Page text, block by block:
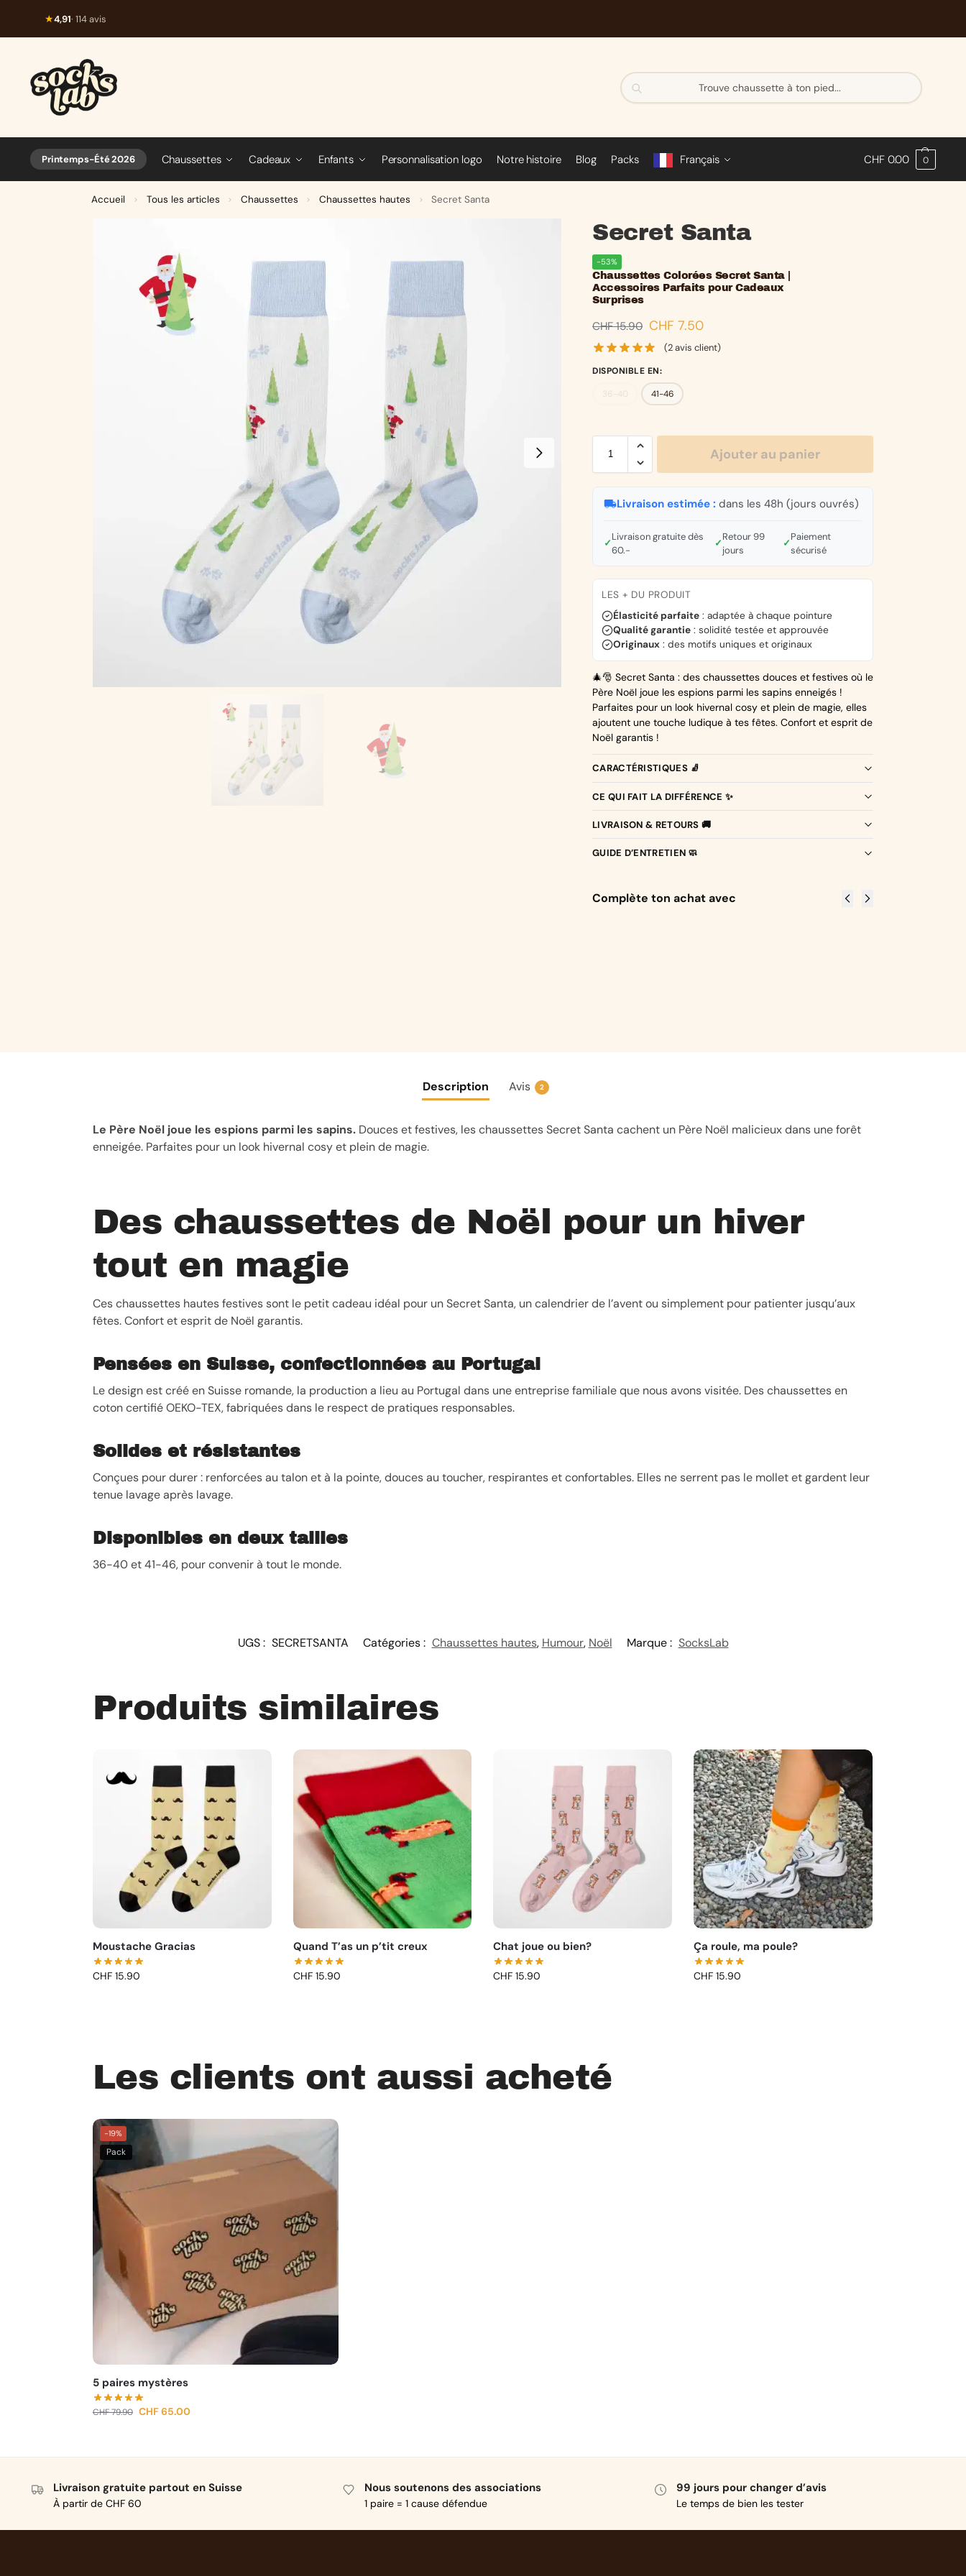
★4,91· 114 avis
ch
Printemps-Été 2026 Chaussettes Cadeaux Enfants Personnalisation logo Notre histoire Blog Packs Français CHF0.00 0
Accueil > Tous les articles > Chaussettes > Chaussettes hautes > Secret Santa
-53%
Chaussettes Colorées Secret Santa |
Accessoires Parfaits pour Cadeaux
Surprises
Secret Santa
CHF15.90 CHF 7.50
(2avis client)
DISPONIBLE EN:
41-46
Ajouter au panier
Livraison estimée : dans les 48h (jours ouvrés)
✓
Livraison gratuite dès
60.-
✓
Retour 99
jours
✓
Paiement
sécurisé
LES + DU PRODUIT
Élasticité parfaite : adaptée à chaque pointure
Qualité garantie : solidité testée et approuvée
Originaux : des motifs uniques et originaux
🎄🎅 Secret Santa : des chaussettes douces et festives où le
Père Noël joue les espions parmi les sapins enneigés !
Parfaites pour un look hivernal cosy et plein de magie, elles
ajoutent une touche ludique à tes fêtes. Confort et esprit de
Noël garantis !
CARACTÉRISTIQUES 🧦
CE QUI FAIT LA DIFFÉRENCE ✨
LIVRAISON & RETOURS 🚚
GUIDE D’ENTRETIEN 🧼
Complète ton achat avec
Description Avis 2
Le Père Noël joue les espions parmi les sapins.Douces et festives, les chaussettes Secret Santa cachent un Père Noël malicieux dans une forêt
enneigée. Parfaites pour un look hivernal cosy et plein de magie.
Des chaussettes de Noël pour un hiver
tout en magie
Ces chaussettes hautes festives sont le petit cadeau idéal pour un Secret Santa, un calendrier de l’avent ou simplement pour patienter jusqu’aux
fêtes. Confort et esprit de Noël garantis.
Pensées en Suisse, confectionnées au Portugal
Le design est créé en Suisse romande, la production a lieu au Portugal dans une entreprise familiale que nous avons visitée. Des chaussettes en
coton certifié OEKO-TEX, fabriquées dans le respect de pratiques responsables.
Solides et résistantes
Conçues pour durer : renforcées au talon et à la pointe, douces au toucher, respirantes et confortables. Elles ne serrent pas le mollet et gardent leur
tenue lavage après lavage.
Disponibles en deux tailles
36-40 et 41-46, pour convenir à tout le monde.
UGS : SECRETSANTA Catégories : Chaussettes hautes, Humour, Noël Marque : SocksLab
Produits similaires
Moustache Gracias
CHF15.90
Quand T’as un p’tit creux
CHF15.90
Chat joue ou bien?
CHF 15.90
Ça roule, ma poule?
CHF 15.90
Les clients ont aussi acheté
-19%
Pack
5 paires mystères
CHF79.90 CHF65.00
Livraison gratuite partout en Suisse
À partir de CHF 60
Nous soutenons des associations
1 paire = 1 cause défendue
99 jours pour changer d’avis
Le temps de bien les tester